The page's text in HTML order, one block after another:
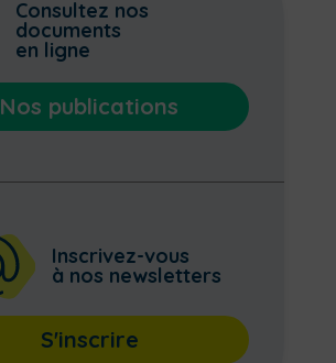
Consultez nos
documents
en ligne
Nos publications
Inscrivez-vous
à nos newsletters
S'inscrire